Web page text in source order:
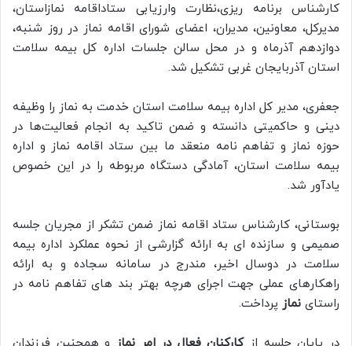
کارشناس برنامه ریزی،نظارت وارزیابی ستاداقامه نمازاستان،
مدیرکل، معاونین، مدیران، اعضای شورای اقامه نماز در روز شنبه،
دوازدهم آذرماه و در محل سالن جلسات اداره کل بیمه سلامت
استان آذربایجان غربی تشکیل شد.
جعفری، مدیر کل اداره بیمه سلامت استان خدمت به نماز را وظیفه
دینی و حاکمیتی دانسته و ضمن تاکید به انجام فعالیت‌ها در
حوزه نماز و تفاهم نامه منعقد ما بین ستاد اقامه نماز و اداره
بیمه سلامت استان، آمادگی دستگاه مربوطه را در این خصوص
یادآور شد.
بوستانی، کارشناس ستاد اقامه نماز ضمن تشکر از مجریان جلسه
صمیمی و سازنده ای به ارائه گزارشی از نحوه عملکرد اداره بیمه
سلامت در دوسال اخیر، مندرج در سامانه سجاده و به ارائه
راهکارهای عملی جهت اجرای هرچه بهتر بند های تفاهم نامه در
راستای نماز پرداخت.